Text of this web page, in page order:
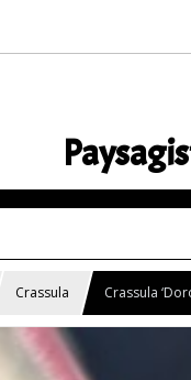
Crassula Crassula